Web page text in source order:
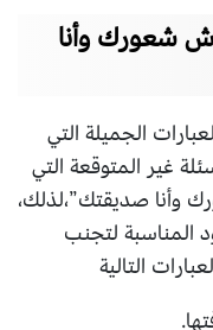
شعورك وأنا
الجميلة التي
غير المتوقعة التي
وأنا صديقتك”،لذلك،
المناسبة لتجنب
التالية